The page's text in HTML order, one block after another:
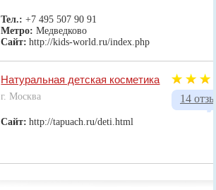
Тел.:+7 495 507 90 91
Метро:Медведково
Сайт: http://kids-world.ru/index.php
14
Натуральная детская косметика
г. Москва
Сайт: http://tapuach.ru/deti.html